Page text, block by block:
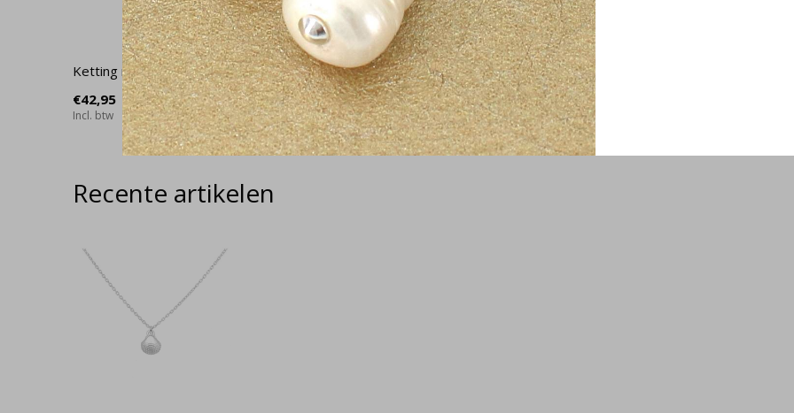
Ketting roer hanger 925 zilver - 1942
€42,95
Incl. btw
Oorbellen schelp hanger sterling zilver -
1960
€28,95
Incl. btw
Recente artikelen